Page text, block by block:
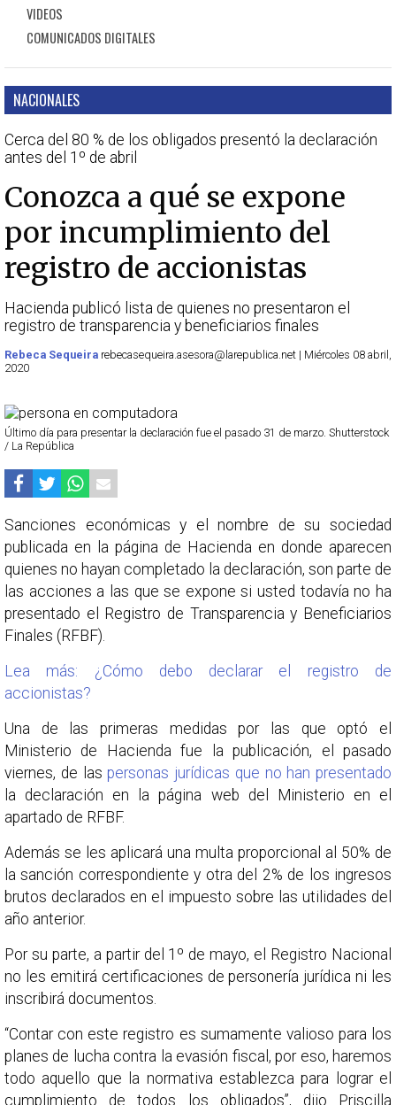
VIDEOS
COMUNICADOS DIGITALES
NACIONALES
Cerca del 80 % de los obligados presentó la declaración
antes del 1º de abril
Conozca a qué se expone
por incumplimiento del
registro de accionistas
Hacienda publicó lista de quienes no presentaron el
registro de transparencia y beneficiarios finales
Rebeca Sequeira rebecasequeira.asesora@larepublica.net | Miércoles 08 abril,
2020
Último día para presentar la declaración fue el pasado 31 de marzo. Shutterstock
/ La República
Sanciones económicas y el nombre de su sociedad
publicada en la página de Hacienda en donde aparecen
quienes no hayan completado la declaración, son parte de
las acciones a las que se expone si usted todavía no ha
presentado el Registro de Transparencia y Beneficiarios
Finales (RFBF).
Lea más: ¿Cómo debo declarar el registro de
accionistas?
Una de las primeras medidas por las que optó el
Ministerio de Hacienda fue la publicación, el pasado
viernes, de laspersonas jurídicas que no han presentado
la declaración en la página web del Ministerio en el
apartado de RFBF.
Además se les aplicará una multa proporcional al 50% de
la sanción correspondiente y otra del 2% de los ingresos
brutos declarados en el impuesto sobre las utilidades del
año anterior.
Por su parte, a partir del 1º de mayo, el Registro Nacional
no les emitirá certificaciones de personería jurídica ni les
inscribirá documentos.
“Contar con este registro es sumamente valioso para los
planes de lucha contra la evasión fiscal, por eso, haremos
todo aquello que la normativa establezca para lograr el
cumplimiento de todos los obligados”, dijo Priscilla